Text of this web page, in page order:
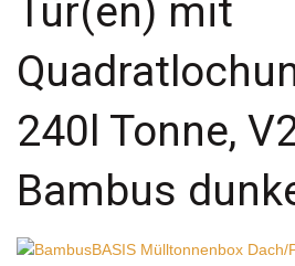
Tür(en) mit
240l Tonne,
Bambus